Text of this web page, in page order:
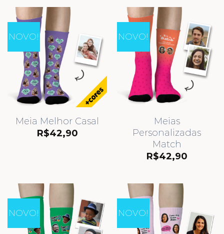
NOVO!
Meia Melhor Casal
R$42,90
NOVO!
Meias
Personalizadas
Match
R$42,90
NOVO! NOVO!